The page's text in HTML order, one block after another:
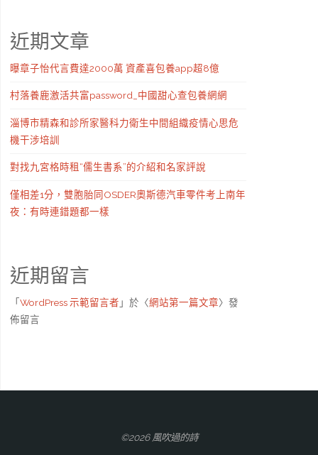
近期文章
曝章子怡代言費達2000萬 資產喜包養app超8億
村落養鹿激活共富password_中國甜心查包養網網
淄博市精森和診所家醫科力衛生中間組織疫情心思危
機干涉培訓
對找九宮格時租“儒生書系”的介紹和名家評說
僅相差1分，雙胞胎同OSDER奧斯德汽車零件考上南年
夜：有時連錯題都一樣
近期留言
「WordPress 示範留言者 」於〈網站第一篇文章〉發
佈留言
©2026 風吹過的詩